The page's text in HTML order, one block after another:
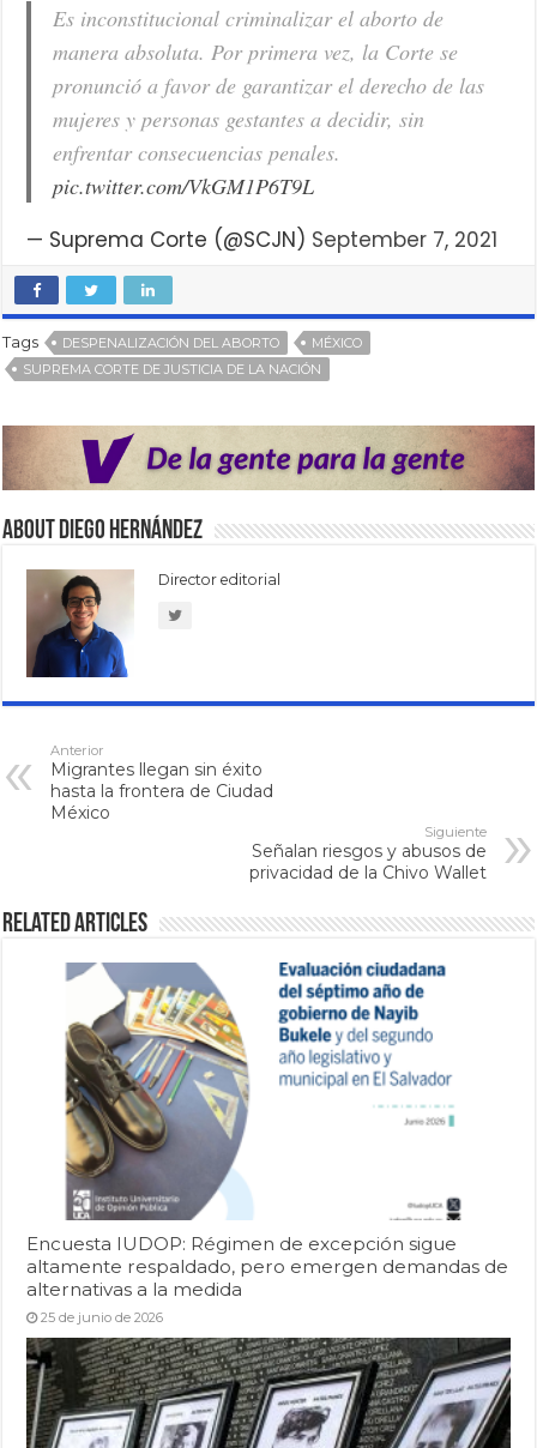
Es inconstitucional criminalizar el aborto de
manera absoluta. Por primera vez, la Corte se
pronunció a favor de garantizar el derecho de las
mujeres y personas gestantes a decidir, sin
enfrentar consecuencias penales.
pic.twitter.com/VkGM1P6T9L
— Suprema Corte (@SCJN) September 7, 2021
Tags DESPENALIZACIÓN DEL ABORTO
MÉXICO
SUPREMA CORTE DE JUSTICIA DE LA NACIÓN
About Diego Hernández
Director editorial
Anterior
Migrantes llegan sin éxito
hasta la frontera de Ciudad
México
Siguiente
Señalan riesgos y abusos de
privacidad de la Chivo Wallet
Related Articles
Encuesta IUDOP: Régimen de excepción sigue
altamente respaldado, pero emergen demandas de
alternativas a la medida
25 de junio de 2026